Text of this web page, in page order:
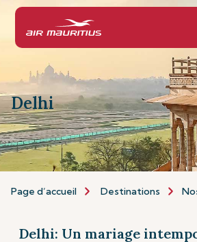
Delhi
Page d’accueil Destinations
Delhi: Un mariage